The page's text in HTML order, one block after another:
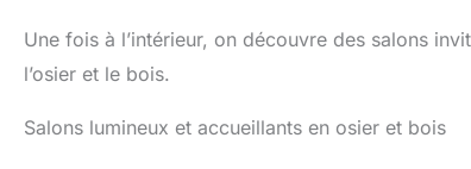
Une fois à l’intérieur, on découvre des salons
l’osier et le bois.
Salons lumineux et accueillants en osier et bois